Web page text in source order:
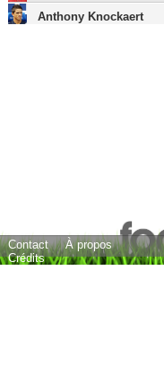
Anthony Knockaert
Mehdy Guezoui
Contact
À propos
Crédits